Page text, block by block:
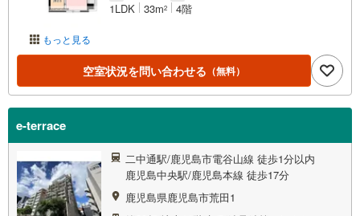
もっと見る
1LDK 33m2 4階
空室状況を問い合わせる （無料）
e‐terrace
二中通駅/鹿児島市電谷山線 徒歩1分以内
鹿児島中央駅/鹿児島本線 徒歩17分
鹿児島県鹿児島市荒田1